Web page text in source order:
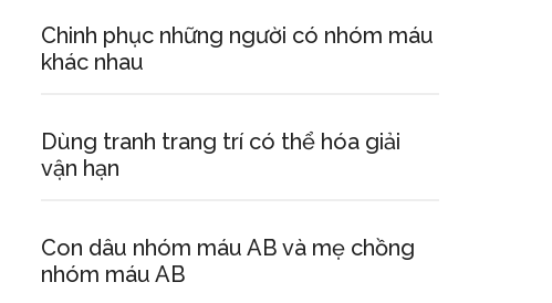
Chinh phục những người có nhóm máu
khác nhau
Dùng tranh trang trí có thể hóa giải
vận hạn
Con dâu nhóm máu AB và mẹ chồng
nhóm máu AB